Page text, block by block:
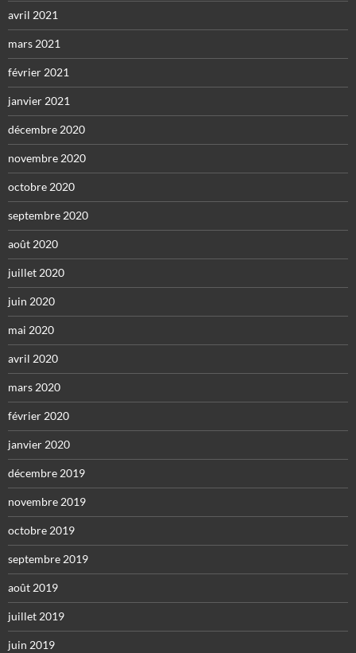
avril 2021
mars 2021
février 2021
janvier 2021
décembre 2020
novembre 2020
octobre 2020
septembre 2020
août 2020
juillet 2020
juin 2020
mai 2020
avril 2020
mars 2020
février 2020
janvier 2020
décembre 2019
novembre 2019
octobre 2019
septembre 2019
août 2019
juillet 2019
juin 2019